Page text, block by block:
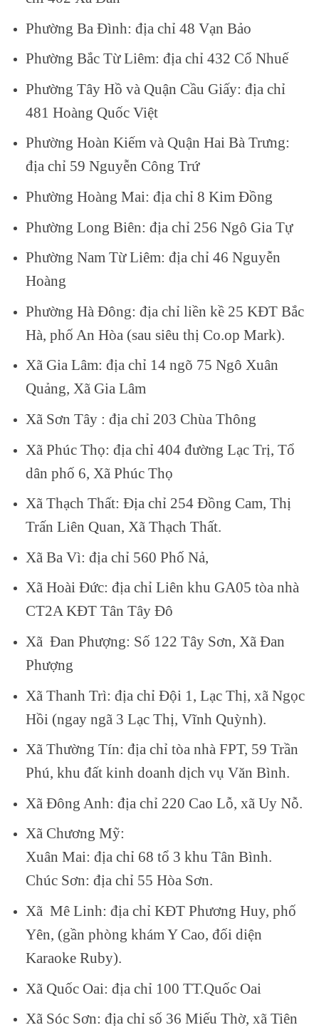
Phường Ba Đình: địa chỉ 48 Vạn Bảo
Phường Bắc Từ Liêm: địa chỉ 432 Cổ Nhuế
Phường Tây Hồ và Quận Cầu Giấy: địa chỉ
481 Hoàng Quốc Việt
Phường Hoàn Kiếm và Quận Hai Bà Trưng:
địa chỉ 59 Nguyễn Công Trứ
Phường Hoàng Mai: địa chỉ 8 Kim Đồng
Phường Long Biên: địa chỉ 256 Ngô Gia Tự
Phường Nam Từ Liêm: địa chỉ 46 Nguyễn
Hoàng
Phường Hà Đông: địa chỉ liền kề 25 KĐT Bắc
Hà, phố An Hòa (sau siêu thị Co.op Mark).
Xã Gia Lâm: địa chỉ 14 ngõ 75 Ngô Xuân
Quảng, Xã Gia Lâm
Xã Sơn Tây : địa chỉ 203 Chùa Thông
Xã Phúc Thọ: địa chỉ 404 đường Lạc Trị, Tổ
dân phố 6, Xã Phúc Thọ
Xã Thạch Thất: Địa chỉ 254 Đồng Cam, Thị
Trấn Liên Quan, Xã Thạch Thất.
Xã Ba Vì: địa chỉ 560 Phố Nả,
Xã Hoài Đức: địa chỉ Liên khu GA05 tòa nhà
CT2A KĐT Tân Tây Đô
Xã Đan Phượng: Số 122 Tây Sơn, Xã Đan
Phượng
Xã Thanh Trì: địa chỉ Đội 1, Lạc Thị, xã Ngọc
Hồi (ngay ngã 3 Lạc Thị, Vĩnh Quỳnh).
Xã Thường Tín: địa chỉ tòa nhà FPT, 59 Trần
Phú, khu đất kinh doanh dịch vụ Văn Bình.
Xã Đông Anh: địa chỉ 220 Cao Lỗ, xã Uy Nỗ.
Xã Chương Mỹ:
Xuân Mai: địa chỉ 68 tổ 3 khu Tân Bình.
Chúc Sơn: địa chỉ 55 Hòa Sơn.
Xã Mê Linh: địa chỉ KĐT Phương Huy, phố
Yên, (gần phòng khám Y Cao, đối diện
Karaoke Ruby).
Xã Quốc Oai: địa chỉ 100 TT.Quốc Oai
Xã Sóc Sơn: địa chỉ số 36 Miếu Thờ, xã Tiên